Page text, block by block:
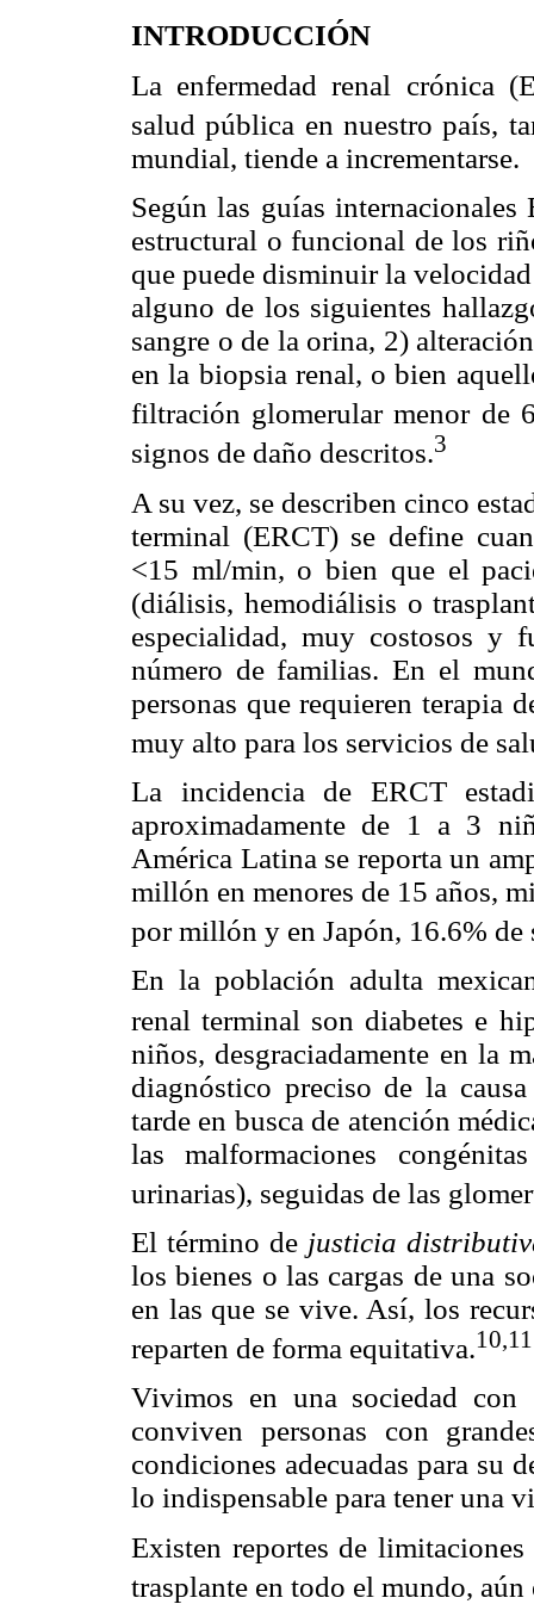
INTRODUCCIÓN
La enfermedad renal crónica
salud pública en nuestro país,
mundial, tiende a incrementarse.
Según las guías
estructural o funcional de los
que puede disminuir la
alguno de los siguientes
sangre o de la orina, 2)
en la biopsia renal, o bien
filtración glomerular menor de
signos de daño descritos.3
A su vez, se describen cinco
terminal (ERCT) se define
<15 ml/min, o bien que el
(diálisis, hemodiálisis o
especialidad, muy costosos y
número de familias. En el
personas que requieren terapia
muy alto para los servicios de
La incidencia de ERCT
aproximadamente de 1 a 3
América Latina se reporta un
millón en menores de 15 años,
por millón y en Japón, 16.6% de
En la población adulta
renal terminal son diabetes e
niños, desgraciadamente en la
diagnóstico preciso de la
tarde en busca de atención
las malformaciones
urinarias), seguidas de las
El término de justicia
los bienes o las cargas de una
en las que se vive. Así, los
reparten de forma equitativa.10,11
Vivimos en una sociedad con
conviven personas con
condiciones adecuadas para su
lo indispensable para tener una
Existen reportes de
trasplante en todo el mundo, aún